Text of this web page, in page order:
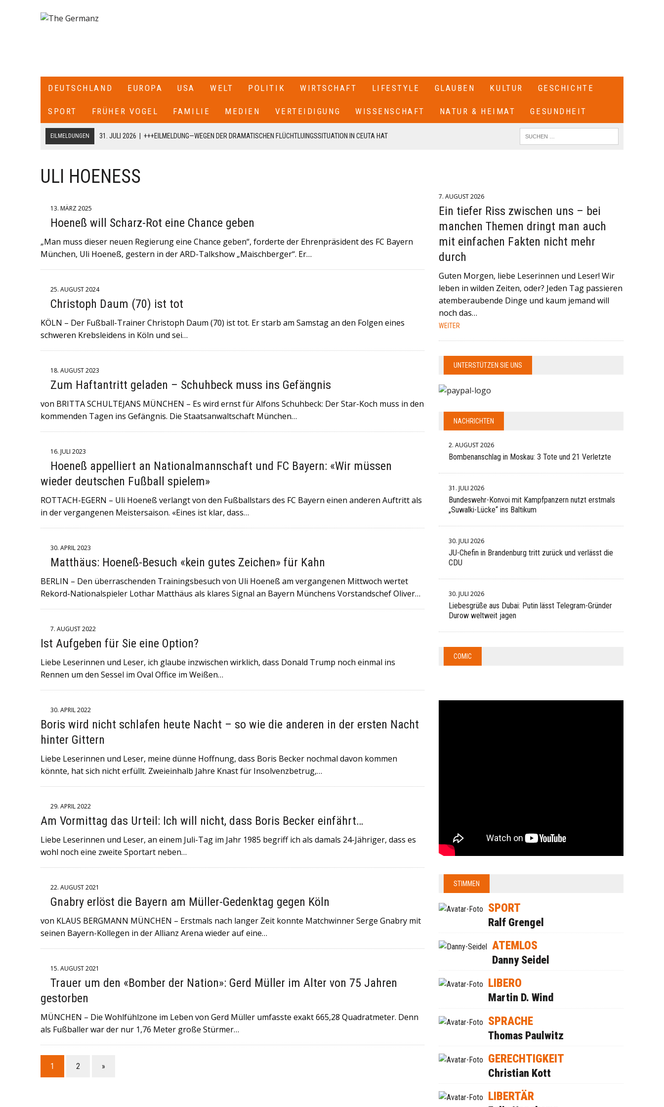
DEUTSCHLAND EUROPA USA WELT POLITIK WIRTSCHAFT LIFESTYLE GLAUBEN KULTUR GESCHICHTE
SPORT FRÜHER VOGEL FAMILIE MEDIEN VERTEIDIGUNG WISSENSCHAFT NATUR & HEIMAT GESUNDHEIT
EILMELDUNGEN 31. JULI 2026
+++EILMELDUNG—WEGEN DER DRAMATISCHEN FLÜCHTLUINGSSITUATION IN CEUTA HAT
18. JULI 2026
+++CDU/CSU-FRAKTIONSCHEF JENS SPAHN HAT SEINEN RÜCKTRITT ERKLÄRT+++ .IN EINEM BRIEF AN DIE
FRAKTION SCHREIBT ER: „ICH HABE DIE PARTEIVORSITZENDEN VON CDU UND CSU, FRIEDRICH MERZ UND MARKUS SÖDER,
CDU/CSU-BUNDESTAGSFRAKTION ZURÜCKTRETE.+++
FULMINANTE WM-SIEGE EINGEFAHREN UND TREFFEN AM SAMSTAG IN MIAMI ZUM VIERTELFINALE AUFEINANDER+++
16. MAI 2026
+++IN DER NORDITALIENISCHEN STADT MODENA IST EIN MANN MIT EINEM AUTO IN EINE MENSCHENMENGE
ULI HOENESS
13. MÄRZ 2025
Hoeneß will Scharz-Rot eine Chance geben
„Man muss dieser neuen Regierung eine Chance geben“, forderte der Ehrenpräsident des FC Bayern
München, Uli Hoeneß, gestern in der ARD-Talkshow „Maischberger“. Er…
25. AUGUST 2024
Christoph Daum (70) ist tot
KÖLN – Der Fußball-Trainer Christoph Daum (70) ist tot. Er starb am Samstag an den Folgen eines
schweren Krebsleidens in Köln und sei…
18. AUGUST 2023
Zum Haftantritt geladen – Schuhbeck muss ins Gefängnis
von BRITTA SCHULTEJANS MÜNCHEN – Es wird ernst für Alfons Schuhbeck: Der Star-Koch muss in den
kommenden Tagen ins Gefängnis. Die Staatsanwaltschaft München…
16. JULI 2023
Hoeneß appelliert an Nationalmannschaft und FC Bayern: «Wir müssen
wieder deutschen Fußball spielem»
ROTTACH-EGERN – Uli Hoeneß verlangt von den Fußballstars des FC Bayern einen anderen Auftritt als
in der vergangenen Meistersaison. «Eines ist klar, dass…
30. APRIL 2023
Matthäus: Hoeneß-Besuch «kein gutes Zeichen» für Kahn
BERLIN – Den überraschenden Trainingsbesuch von Uli Hoeneß am vergangenen Mittwoch wertet
Rekord-Nationalspieler Lothar Matthäus als klares Signal an Bayern Münchens Vorstandschef Oliver…
7. AUGUST 2022
Ist Aufgeben für Sie eine Option?
Liebe Leserinnen und Leser, ich glaube inzwischen wirklich, dass Donald Trump noch einmal ins
Rennen um den Sessel im Oval Office im Weißen…
30. APRIL 2022
Boris wird nicht schlafen heute Nacht – so wie die anderen in der ersten Nacht
hinter Gittern
Liebe Leserinnen und Leser, meine dünne Hoffnung, dass Boris Becker nochmal davon kommen
könnte, hat sich nicht erfüllt. Zweieinhalb Jahre Knast für Insolvenzbetrug,…
29. APRIL 2022
Am Vormittag das Urteil: Ich will nicht, dass Boris Becker einfährt…
Liebe Leserinnen und Leser, an einem Juli-Tag im Jahr 1985 begriff ich als damals 24-Jähriger, dass es
wohl noch eine zweite Sportart neben…
22. AUGUST 2021
Gnabry erlöst die Bayern am Müller-Gedenktag gegen Köln
von KLAUS BERGMANN MÜNCHEN – Erstmals nach langer Zeit konnte Matchwinner Serge Gnabry mit
seinen Bayern-Kollegen in der Allianz Arena wieder auf eine…
15. AUGUST 2021
Trauer um den «Bomber der Nation»: Gerd Müller im Alter von 75 Jahren
gestorben
MÜNCHEN – Die Wohlfühlzone im Leben von Gerd Müller umfasste exakt 665,28 Quadratmeter. Denn
als Fußballer war der nur 1,76 Meter große Stürmer…
1 2 »
7. AUGUST 2026
Ein tiefer Riss zwischen uns – bei
manchen Themen dringt man auch
mit einfachen Fakten nicht mehr
durch
Guten Morgen, liebe Leserinnen und Leser! Wir
leben in wilden Zeiten, oder? Jeden Tag passieren
atemberaubende Dinge und kaum jemand will
noch das…
WEITER
UNTERSTÜTZEN SIE UNS
NACHRICHTEN
2. AUGUST 2026
Bombenanschlag in Moskau: 3 Tote und 21 Verletzte
31. JULI 2026
Bundeswehr-Konvoi mit Kampfpanzern nutzt erstmals
„Suwalki-Lücke“ ins Baltikum
30. JULI 2026
JU-Chefin in Brandenburg tritt zurück und verlässt die
CDU
30. JULI 2026
Liebesgrüße aus Dubai: Putin lässt Telegram-Gründer
Durow weltweit jagen
COMIC
STIMMEN
SPORT
Ralf Grengel
ATEMLOS
Danny Seidel
LIBERO
Martin D. Wind
SPRACHE
Thomas Paulwitz
GERECHTIGKEIT
Christian Kott
LIBERTÄR